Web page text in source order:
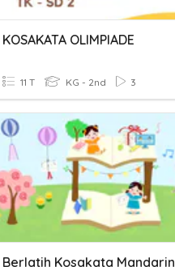
KOSAKATA OLIMPIADE
11 T KG - 2nd 3
Berlatih Kosakata Mandarin